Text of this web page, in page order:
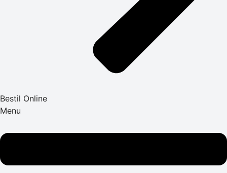
Bestil Online
Menu